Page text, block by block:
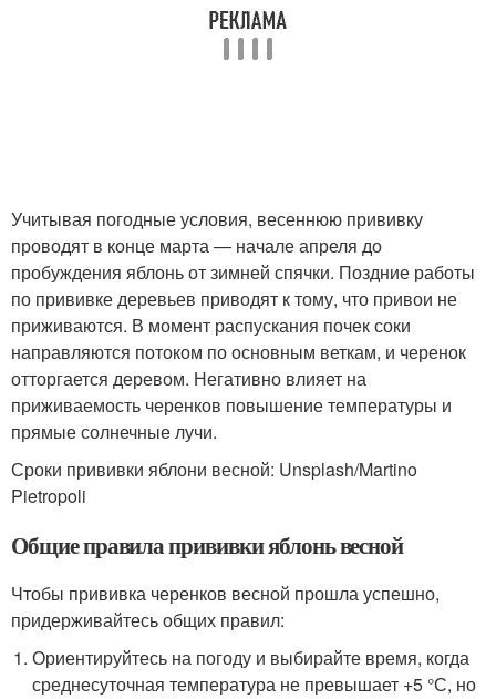
Учитывая погодные условия, весеннюю прививку
проводят в конце марта — начале апреля до
пробуждения яблонь от зимней спячки. Поздние работы
по прививке деревьев приводят к тому, что привои не
приживаются. В момент распускания почек соки
направляются потоком по основным веткам, и черенок
отторгается деревом. Негативно влияет на
приживаемость черенков повышение температуры и
прямые солнечные лучи.
Сроки прививки яблони весной: Unsplash/Martino
Pietropoli
Общие правила прививки яблонь весной
Чтобы прививка черенков весной прошла успешно,
придерживайтесь общих правил:
Ориентируйтесь на погоду и выбирайте время, когда
среднесуточная температура не превышает +5 °С, но